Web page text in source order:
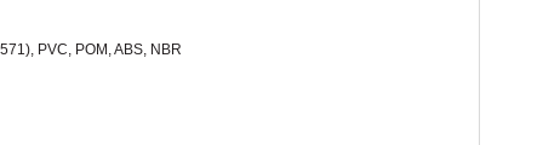
PVC, POM, ABS, NBR